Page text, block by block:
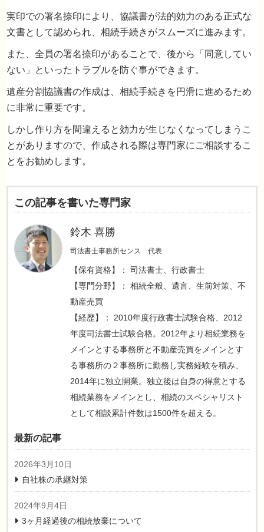
遺産分割協議書の必要性
記載内容
相続人の情報
相続財産の詳細
実印での署名捺印により、協議書が法的効力のある正式な
文書として認められ、相続手続きがスムーズに進みます。
また、全員の署名捺印があることで、後から「同意してい
ない」といったトラブルを防ぐ事ができます。
遺産分割協議書の作成は、相続手続きを円滑に進めるため
に非常に重要です。
しかし作り方を間違えると効力が生じなくなってしまうこ
とがありますので、作成される際は専門家にご相談するこ
とをお勧めします。
この記事を書いた専門家
鈴木 喜勝
司法書士事務所センス 代表
【保有資格】： 司法書士、行政書士
【専門分野】： 相続全般、遺言、生前対策、不
動産売買
【経歴】： 2010年度行政書士試験合格、2012
年度司法書士試験合格。2012年より相続業務を
メインとする事務所と不動産売買をメインとす
る事務所の２事務所に勤務し実務経験を積み、
2014年に独立開業。独立後は自身の得意とする
相続業務をメインとし、相続のスペシャリスト
として相談累計件数は1500件を超える。
最新の記事
2026年3月10日
自社株の承継対策
2024年9月4日
3ヶ月経過後の相続放棄について